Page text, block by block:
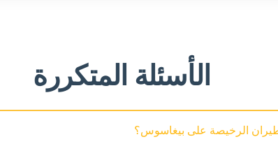
الأسئلة المتكررة
الرخيصة على بيغاسوس؟